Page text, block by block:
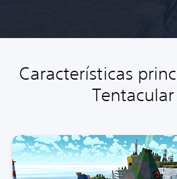
Características
Tentacular